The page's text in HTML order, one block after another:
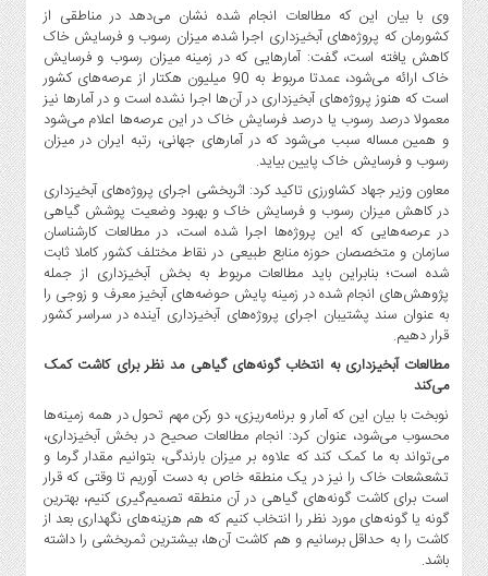
کشاورزی
و
صنایع
غذایی
سیاسی
و
بین
الملل
نگاه
روز
گوناگون
وی با بیان این که مطالعات انجام‌ شده نشان می‌دهد در مناطقی از
کشورمان که پروژه‌های آبخیزداری اجرا شده، میزان رسوب و فرسایش خاک
کاهش یافته است، گفت: آمارهایی که در زمینه میزان رسوب و فرسایش
خاک ارائه می‌شود، عمدتا مربوط به 90 میلیون هکتار از عرصه‌های کشور
است که هنوز پروژه‌های آبخیزداری در آن‌ها اجرا نشده است و در آمارها نیز
معمولا درصد رسوب یا درصد فرسایش خاک در این عرصه‌ها اعلام می‌شود
و همین مساله سبب می‌شود که در آمارهای جهانی، رتبه ایران در میزان
رسوب و فرسایش خاک پایین بیاید.
معاون وزیر جهاد کشاورزی تاکید کرد: اثربخشی اجرای پروژه‌های آبخیزداری
در کاهش میزان رسوب و فرسایش خاک و بهبود وضعیت پوشش گیاهی
در عرصه‌هایی که این پروژه‌ها اجرا شده است، در مطالعات کارشناسان
سازمان و متخصصان حوزه منابع طبیعی در نقاط مختلف کشور کاملا ثابت
شده است؛ بنابراین باید مطالعات مربوط به بخش آبخیزداری از جمله
پژوهش‌های انجام‌ شده در زمینه پایش حوضه‌های آبخیز معرف و زوجی را
به عنوان سند پشتیبان اجرای پروژه‌های آبخیزداری آینده در سراسر کشور
قرار دهیم.
مطالعات آبخیزداری به انتخاب گونه‌های گیاهی مد نظر برای کاشت کمک
می‌کند
نوبخت با بیان این که آمار و برنامه‌ریزی، دو رکن مهم تحول در همه زمینه‌ها
محسوب می‌شود، عنوان کرد: انجام مطالعات صحیح در بخش آبخیزداری،
می‌تواند به ما کمک کند که علاوه بر میزان بارندگی، بتوانیم مقدار گرما و
تشعشعات خاک را نیز در یک منطقه خاص به دست آوریم تا وقتی که قرار
است برای کاشت گونه‌های گیاهی در آن منطقه تصمیم‌گیری کنیم، بهترین
گونه یا گونه‌های مورد نظر را انتخاب کنیم که هم هزینه‌های نگهداری بعد از
کاشت را به حداقل برسانیم و هم کاشت آن‌ها، بیشترین ثمربخشی را داشته
باشد.